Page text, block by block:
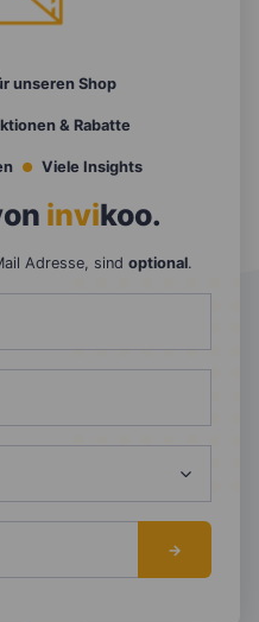
unseren Shop
& Rabatte
Viele Insights
invikoo.
Adresse, sind optional.